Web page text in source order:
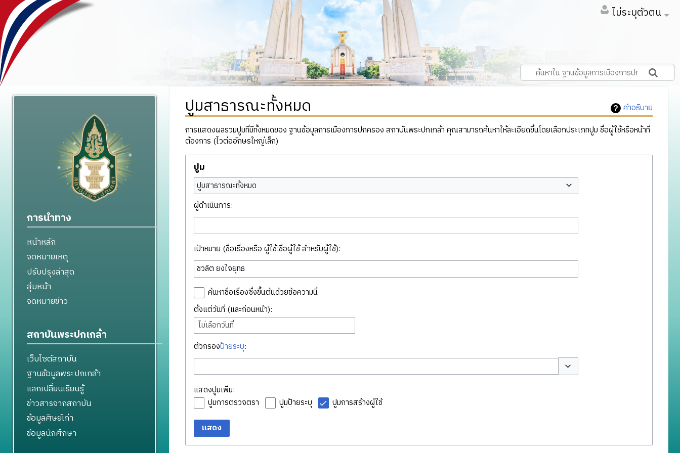
ไม่ระบุตัวตน
คำอธิบาย
ปูมสาธารณะทั้งหมด
การแสดงผลรวมปูมที่มีทั้งหมดของ ฐานข้อมูลการเมืองการปกครอง สถาบันพระปกเกล้า คุณสามารถค้นหาให้ละเอียดขึ้นโดยเลือกประเภทปูม ชื่อผู้ใช้หรือหน้าที่
ต้องการ (ไวต่ออักษรใหญ่เล็ก)
ปูม
ปูมสาธารณะทั้งหมด
ผู้ดำเนินการ:
เป้าหมาย (ชื่อเรื่องหรือ ผู้ใช้:ชื่อผู้ใช้ สำหรับผู้ใช้):
ค้นหาชื่อเรื่องซึ่งขึ้นต้นด้วยข้อความนี้
ตั้งแต่วันที่ (และก่อนหน้า):
ไม่เลือกวันที่
ตัวกรองป้ายระบุ:
สลับตัวเลือก
แสดงปูมเพิ่ม:
ปูมการตรวจตรา
ปูมป้ายระบุ ปูมการสร้างผู้ใช้
แสดง
การนำทาง
หน้าหลัก
จดหมายเหตุ
ปรับปรุงล่าสุด
สุ่มหน้า
จดหมายข่าว
สถาบันพระปกเกล้า
เว็บไซต์สถาบัน
ฐานข้อมูลพระปกเกล้า
แลกเปลี่ยนเรียนรู้
ข่าวสารจากสถาบัน
ข้อมูลศิษย์เก่า
ข้อมูลนักศึกษา